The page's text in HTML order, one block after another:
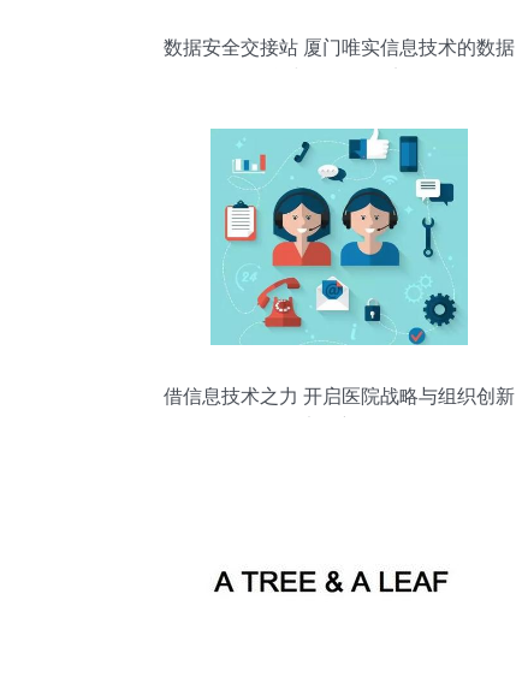
数据安全交接站 厦门唯实信息技术的数据
借信息技术之力 开启医院战略与组织创新